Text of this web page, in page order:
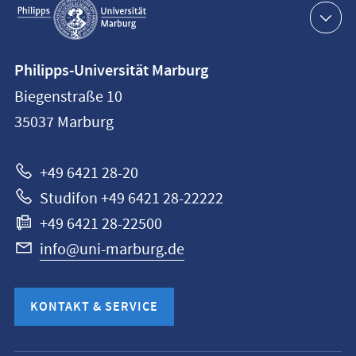
Navigation
Philipps-
Universität
Marburg
Philipps-Universität Marburg
Biegenstraße 10
35037 Marburg
+49 6421 28-20
Studifon +49 6421 28-22222
+49 6421 28-22500
info@uni-marburg.de
KONTAKT & SERVICE